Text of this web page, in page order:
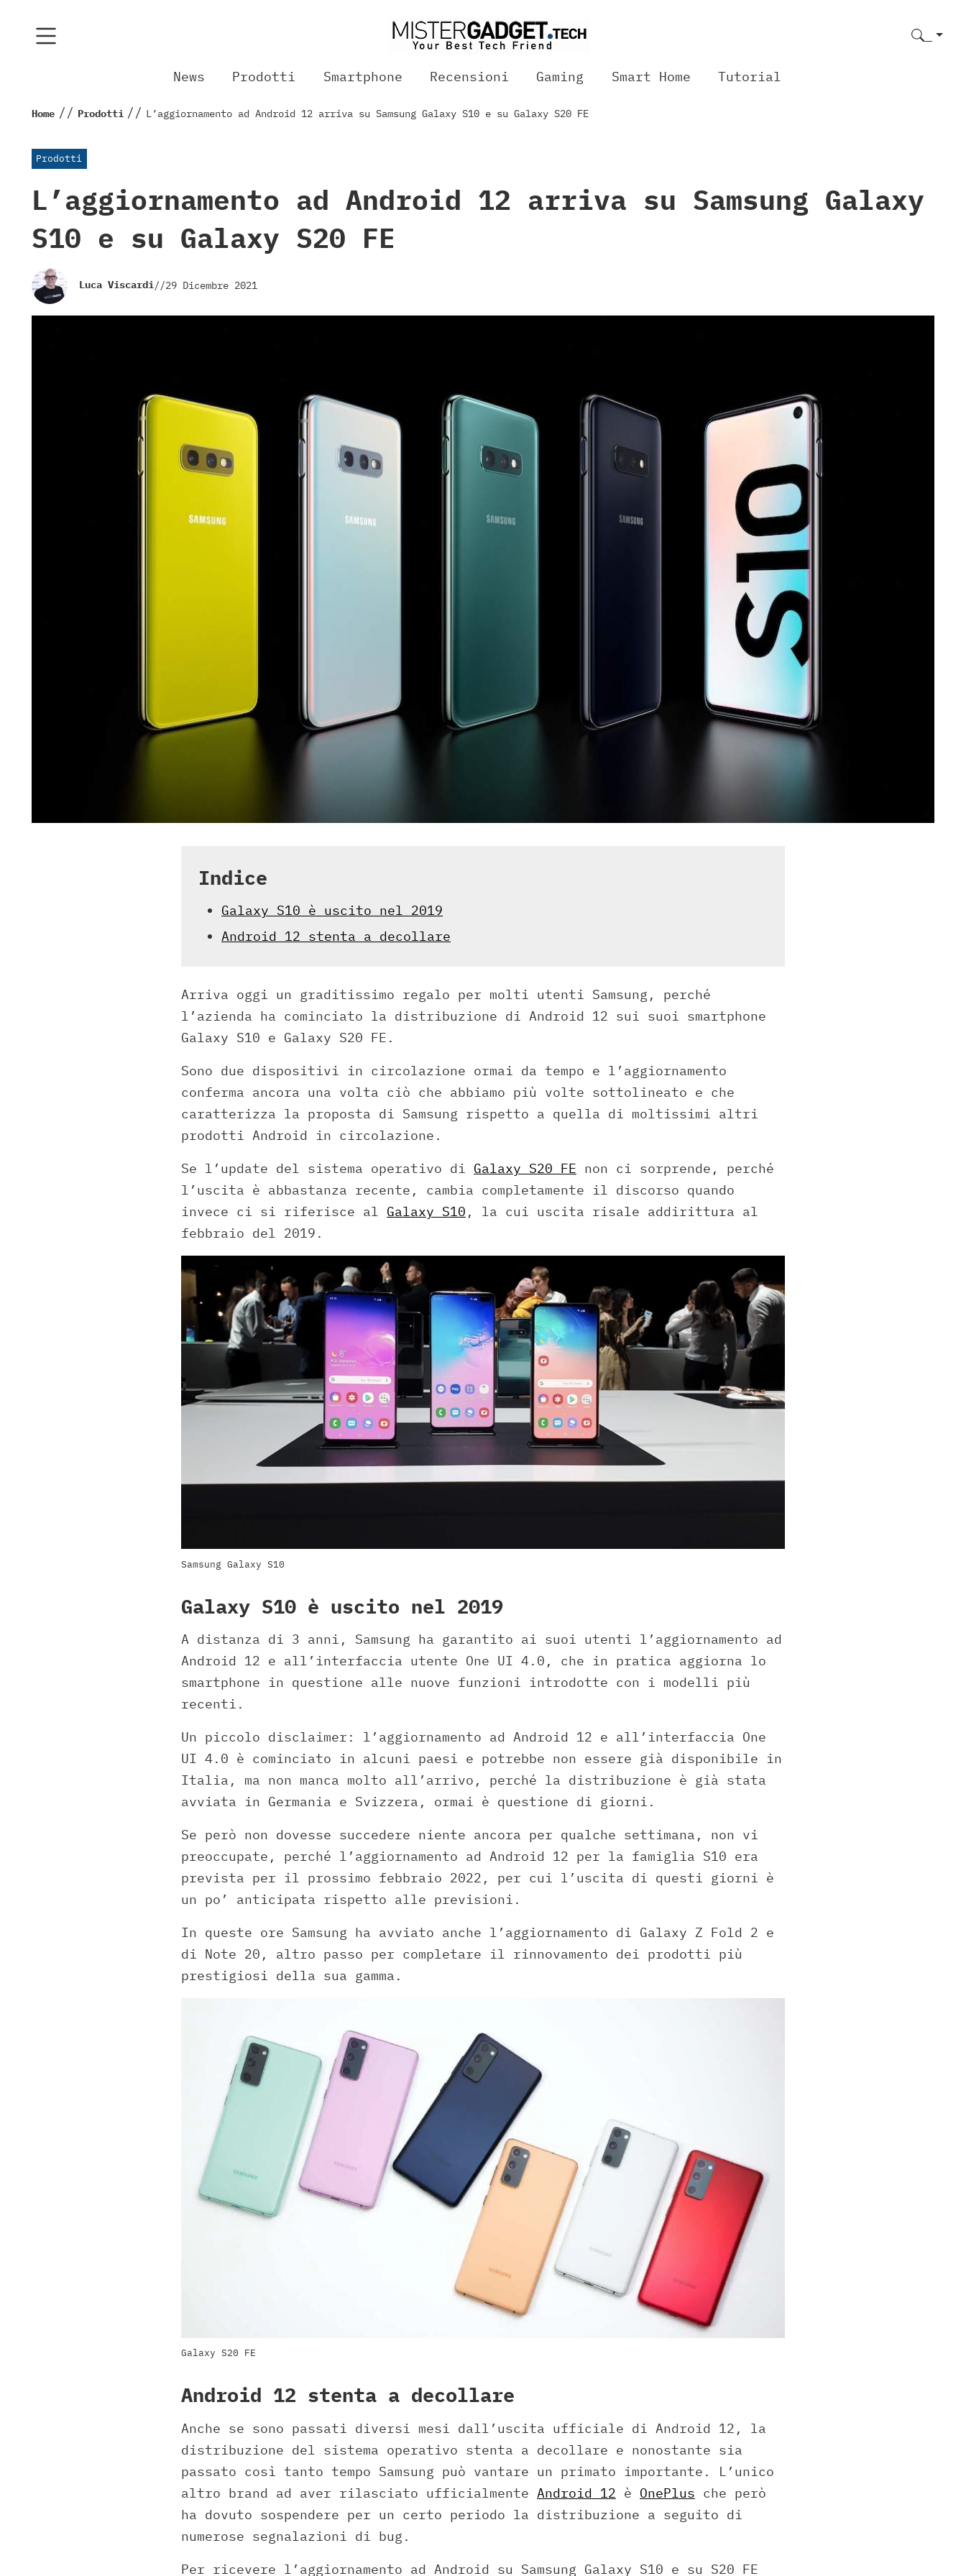
News Prodotti Smartphone Recensioni Gaming Smart Home Tutorial
Home // Prodotti // L’aggiornamento ad Android 12 arriva su Samsung Galaxy S10 e su Galaxy S20 FE
Prodotti
L’aggiornamento ad Android 12 arriva su Samsung Galaxy
S10 e su Galaxy S20 FE
Luca Viscardi//29 Dicembre 2021
Indice
Galaxy S10 è uscito nel 2019
Android 12 stenta a decollare
Arriva oggi un graditissimo regalo per molti utenti Samsung, perché
l’azienda ha cominciato la distribuzione di Android 12 sui suoi smartphone
Galaxy S10 e Galaxy S20 FE.
Sono due dispositivi in circolazione ormai da tempo e l’aggiornamento
conferma ancora una volta ciò che abbiamo più volte sottolineato e che
caratterizza la proposta di Samsung rispetto a quella di moltissimi altri
prodotti Android in circolazione.
Se l’update del sistema operativo di Galaxy S20 FE non ci sorprende, perché
l’uscita è abbastanza recente, cambia completamente il discorso quando
invece ci si riferisce al Galaxy S10 , la cui uscita risale addirittura al
febbraio del 2019.
Samsung Galaxy S10
Galaxy S10 è uscito nel 2019
A distanza di 3 anni, Samsung ha garantito ai suoi utenti l’aggiornamento ad
Android 12 e all’interfaccia utente One UI 4.0, che in pratica aggiorna lo
smartphone in questione alle nuove funzioni introdotte con i modelli più
recenti.
Un piccolo disclaimer: l’aggiornamento ad Android 12 e all’interfaccia One
UI 4.0 è cominciato in alcuni paesi e potrebbe non essere già disponibile in
Italia, ma non manca molto all’arrivo, perché la distribuzione è già stata
avviata in Germania e Svizzera, ormai è questione di giorni.
Se però non dovesse succedere niente ancora per qualche settimana, non vi
preoccupate, perché l’aggiornamento ad Android 12 per la famiglia S10 era
prevista per il prossimo febbraio 2022, per cui l’uscita di questi giorni è
un po’ anticipata rispetto alle previsioni.
In queste ore Samsung ha avviato anche l’aggiornamento di Galaxy Z Fold 2 e
di Note 20, altro passo per completare il rinnovamento dei prodotti più
prestigiosi della sua gamma.
Galaxy S20 FE
Android 12 stenta a decollare
Anche se sono passati diversi mesi dall’uscita ufficiale di Android 12, la
distribuzione del sistema operativo stenta a decollare e nonostante sia
passato così tanto tempo Samsung può vantare un primato importante. L’unico
altro brand ad aver rilasciato ufficialmente Android 12 è OnePlus che però
ha dovuto sospendere per un certo periodo la distribuzione a seguito di
numerose segnalazioni di bug.
Per ricevere l’aggiornamento ad Android su Samsung Galaxy S10 e su S20 FE